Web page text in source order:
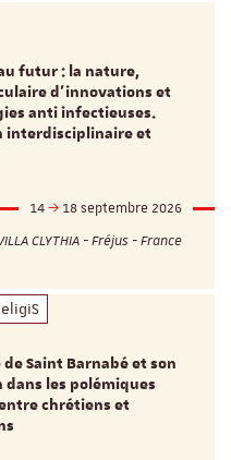
futur : la nature,
d’innovations et
anti infectieuses.
interdisciplinaire et
14
18 septembre 2026
CLYTHIA - Fréjus - France
de Saint Barnabé et son
les polémiques
chrétiens et